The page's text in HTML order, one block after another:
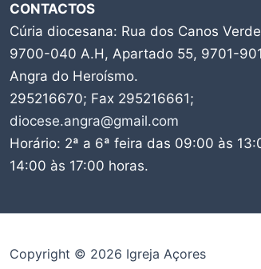
CONTACTOS
Cúria diocesana: Rua dos Canos
9700-040 A.H, Apartado 55, 9701-901
Angra do Heroísmo.
295216670; Fax 295216661;
diocese.angra@gmail.com
Horário: 2ª a 6ª feira das 09:00 às
14:00 às 17:00 horas.
Copyright © 2026 Igreja Açores